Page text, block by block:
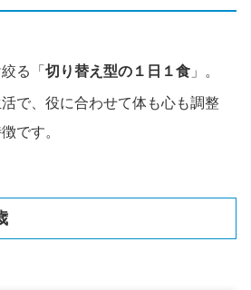
る「切り替え型の１日１食 」。
で、役に合わせて体も心も調整
です。